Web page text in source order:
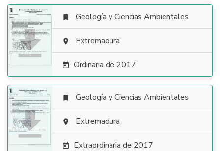

 Geología y Ciencias Ambientales
 Extremadura
 Ordinaria de 2017

 Geología y Ciencias Ambientales
 Extremadura
 Extraordinaria de 2017